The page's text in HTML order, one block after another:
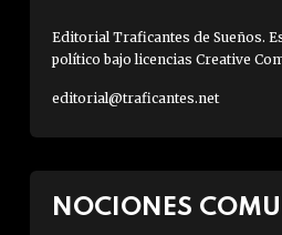
Editorial Traficantes de Sueños.
político bajo licencias Creative
editorial@traficantes.net
NOCIONES